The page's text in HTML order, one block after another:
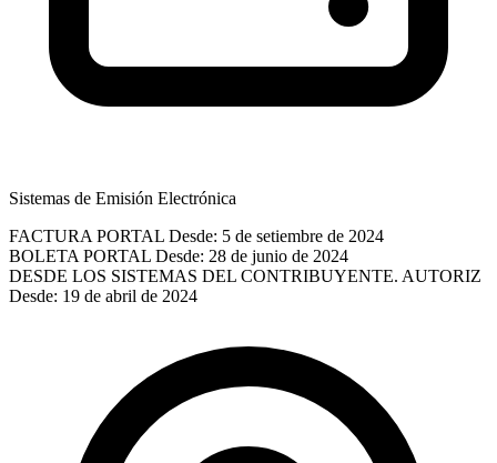
Sistemas de Emisión Electrónica
FACTURA PORTAL Desde: 5 de setiembre de 2024
BOLETA PORTAL Desde: 28 de junio de 2024
DESDE LOS SISTEMAS DEL CONTRIBUYENTE. AUTORIZ
Desde: 19 de abril de 2024